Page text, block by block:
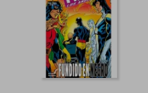
€
5%
dcto.